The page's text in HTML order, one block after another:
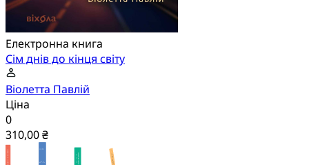
Електронна книга
Сім днів до кінця світу
Віолетта Павлій
Ціна
0
310,00 ₴